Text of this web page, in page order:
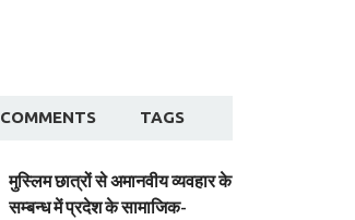
COMMENTS TAGS
मुस्लिम छात्रों से अमानवीय व्यवहार के
सम्बन्ध में प्रदेश के सामाजिक-